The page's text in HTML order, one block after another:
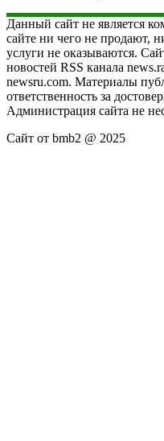
Данный сайт не является
сайте ни чего не продают,
услуги не оказываются.
новостей RSS канала
newsru.com. Материалы
ответственность за
Администрация сайта не
Сайт от bmb2 @ 2025